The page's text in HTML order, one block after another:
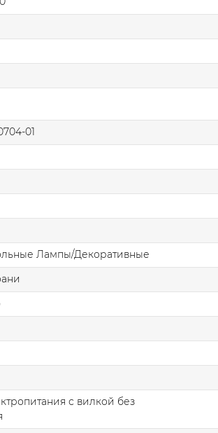
01
Лампы/Декоративные
с вилкой без